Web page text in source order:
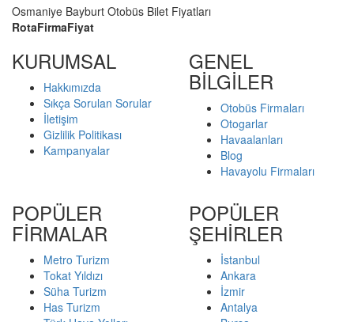
Osmaniye Bayburt Otobüs Bilet Fiyatları
RotaFirmaFiyat
KURUMSAL
Hakkımızda
Sıkça Sorulan Sorular
İletişim
Gizlilik Politikası
Kampanyalar
GENEL
BİLGİLER
Otobüs Firmaları
Otogarlar
Havaalanları
Blog
Havayolu Firmaları
POPÜLER
FİRMALAR
Metro Turizm
Tokat Yıldızı
Süha Turizm
Has Turizm
POPÜLER
ŞEHİRLER
İstanbul
Ankara
İzmir
Antalya